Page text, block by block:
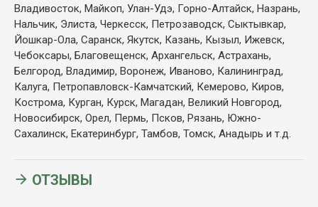
Владивосток, Майкоп, Улан-Удэ, Горно-Алтайск, Назрань,
Нальчик, Элиста, Черкесск, Петрозаводск, Сыктывкар,
Йошкар-Ола, Саранск, Якутск, Казань, Кызыл, Ижевск,
Чебоксары, Благовещенск, Архангельск, Астрахань,
Белгород, Владимир, Воронеж, Иваново, Калининград,
Калуга, Петропавловск-Камчатский, Кемерово, Киров,
Кострома, Курган, Курск, Магадан, Великий Новгород,
Новосибирск, Орел, Пермь, Псков, Рязань, Южно-
Сахалинск, Екатеринбург, Тамбов, Томск, Анадырь и т.д.
ОТЗЫВЫ